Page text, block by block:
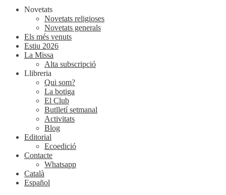
Novetats
Novetats religioses
Novetats generals
Els més venuts
Estiu 2026
La Missa
Alta subscripció
Llibreria
Qui som?
La botiga
El Club
Butlletí setmanal
Activitats
Blog
Editorial
Ecoedició
Contacte
Whatsapp
Català
Español